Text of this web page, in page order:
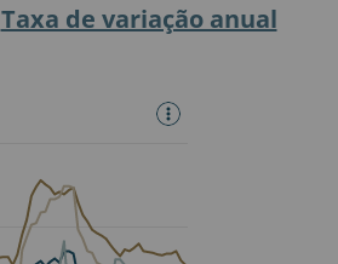
Taxa de variação anual